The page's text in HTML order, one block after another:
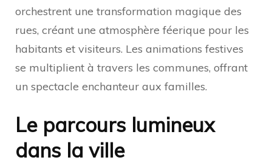
orchestrent une transformation magique des
rues, créant une atmosphère féerique pour les
habitants et visiteurs. Les animations festives
se multiplient à travers les communes, offrant
un spectacle enchanteur aux familles.
Le parcours lumineux
dans la ville